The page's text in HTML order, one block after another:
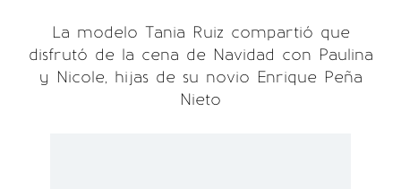
La modelo Tania Ruiz compartió que
disfrutó de la cena de Navidad con Paulina
y Nicole, hijas de su novio Enrique Peña
Nieto